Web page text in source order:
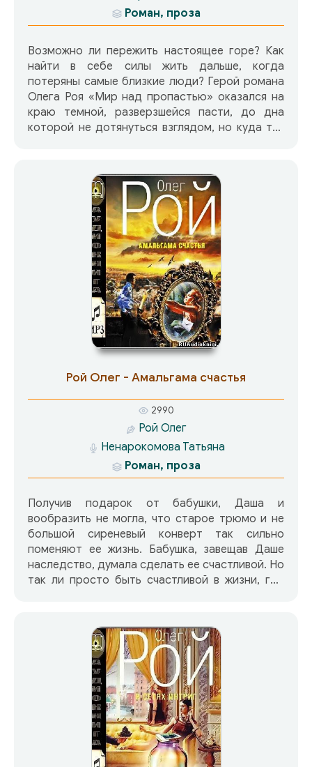
Роман, проза
Возможно ли пережить настоящее горе? Как
найти в себе силы жить дальше, когда
потеряны самые близкие люди? Герой романа
Олега Роя «Мир над пропастью» оказался на
краю темной, разверзшейся пасти, до дна
которой не дотянуться взглядом, но куда так
былом счастье, которое не вернется… Игорь,
герой романа, живет в мире, треснувшем
напополам. В прошлом – счастье, в будущем…
А есть ли будущее, если привычная жизнь
рухнула в пропасть? Проходя мимо скульптуры
собаки на одной из станций метро, Игорь
останавливает шаг. Говорят, если потереть
нос собаке и загадать желание – оно
немедленно сбудется. В эту легенду верят.
Нос собаки затерт до желтизны и блестит,
видимый издалека… Игорь не верит в детские
приметы. Но рука сама тянется, чтобы… Даст
ли судьба второй шанс? Позволит ли
преодолеть свои страхи и пережить
через боль? И что там – на другой стороне
Рой Олег - Амальгама счастья
2990
Рой Олег
Ненарокомова Татьяна
Роман, проза
Получив подарок от бабушки, Даша и
вообразить не могла, что старое трюмо и не
большой сиреневый конверт так сильно
поменяют ее жизнь. Бабушка, завещав Даше
наследство, думала сделать ее счастливой. Но
так ли просто быть счастливой в жизни, где
дорогого и близкого человека! Легко ли
принять судьбу, в которой кровные узы
оказываются путами, верность легко
предается?! Трудно удержаться на краю
пропасти, если единственное понимающее
тебя существо – это… зеркальное отражение.
Но что таится за ним?